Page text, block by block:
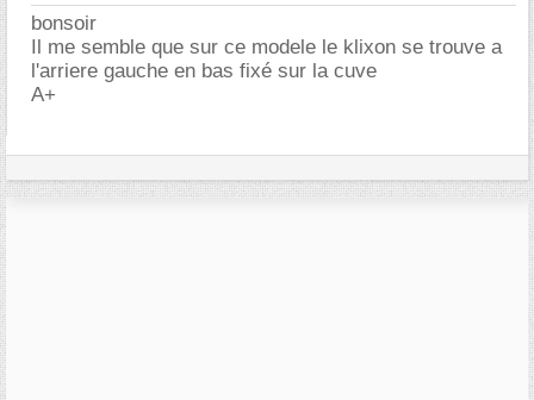
bonsoir
Il me semble que sur ce modele le klixon se trouve a
l'arriere gauche en bas fixé sur la cuve
A+